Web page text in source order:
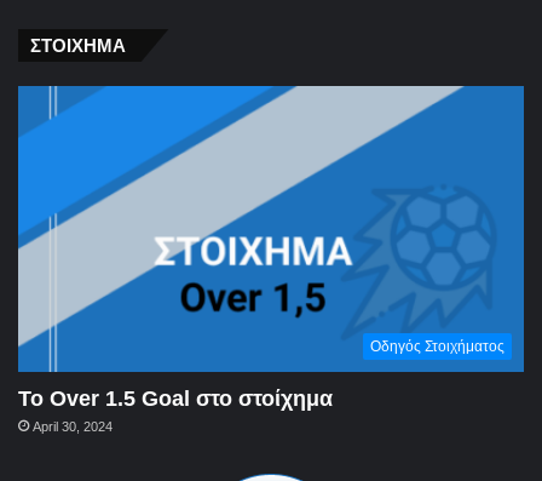
ΣΤΟΙΧΗΜΑ
Οδηγός Στοιχήματος
To Over 1.5 Goal στο στοίχημα
April 30, 2024